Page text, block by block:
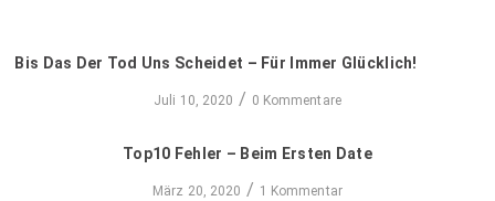
Bis Das Der Tod Uns Scheidet – Für Immer Glücklich!
Juli 10, 2020 / 0 Kommentare
Top10 Fehler – Beim Ersten Date
März 20, 2020 / 1 Kommentar